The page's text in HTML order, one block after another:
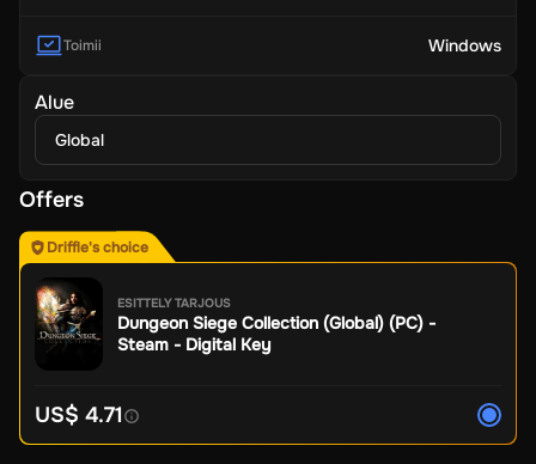
Toimii Windows
Alue
Global
Offers
Driffle's choice
ESITTELY TARJOUS
Dungeon Siege Collection (Global) (PC) -
Steam - Digital Key
US$ 4.71